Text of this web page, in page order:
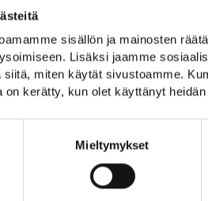
sisällön ja mainosten
Lisäksi jaamme
siitä, miten käytät sivustoamme.
on kerätty, kun olet käyttänyt heidän
Mieltymykset
holiday apartments can
150 holiday homes
up to 8 people. The
vicinity of the